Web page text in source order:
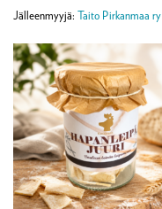
/ 5
Jälleenmyyjä: Taito Pirkanmaa ry